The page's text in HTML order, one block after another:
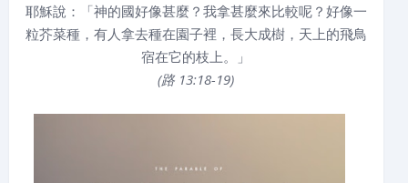
耶穌說：「神的國好像甚麼？我拿甚麼來比較呢？好像一
粒芥菜種，有人拿去種在園子裡，長大成樹，天上的飛鳥
宿在它的枝上。」
(路 13:18-19)